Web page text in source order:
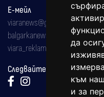
да
към
и за
Е-мейл
viaranews@gmail.com
balgarkanews@gmail.com
viara_reklama@mail.bg
Следвайте ни: